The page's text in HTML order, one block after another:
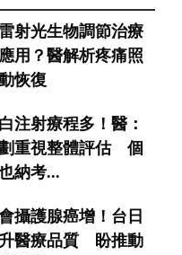
射光生物調節治療
用？醫解析疼痛照
恢復
注射療程多！醫：
重視整體評估 個
納考...
攝護腺癌增！台日
醫療品質 盼推動